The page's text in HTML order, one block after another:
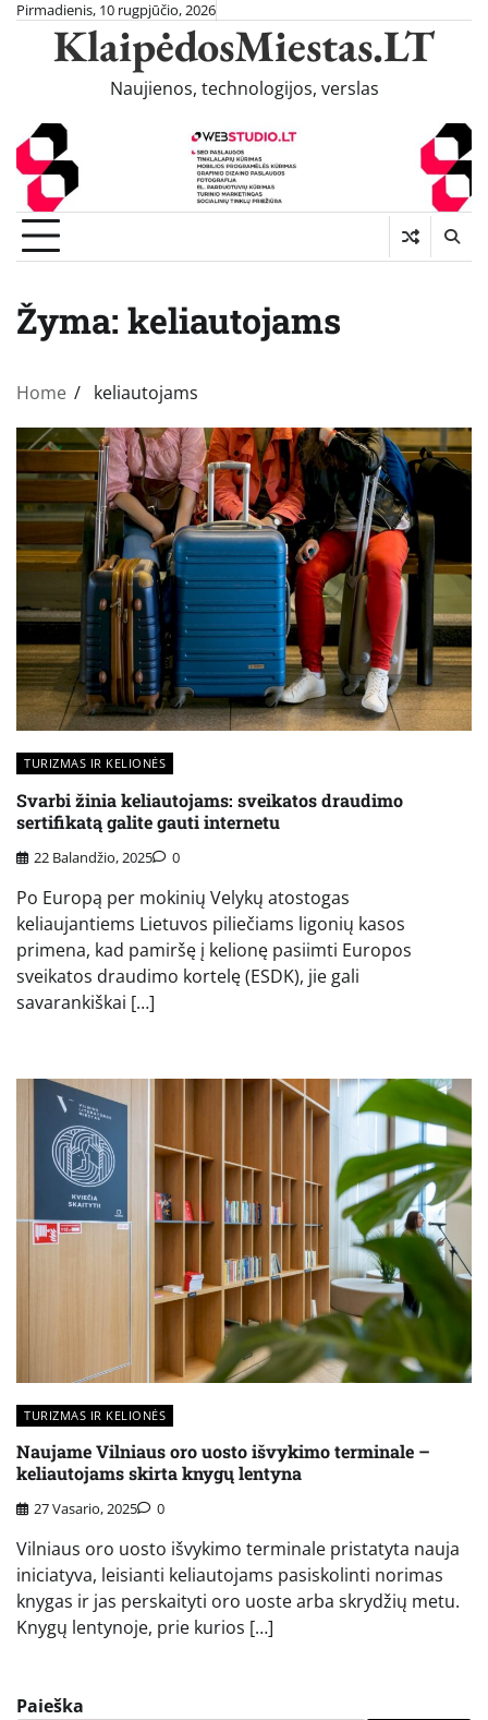
Skip
content
Pirmadienis, 10 rugpjūčio, 2026
KlaipėdosMiestas.LT
Naujienos, technologijos, verslas
Žyma: keliautojams
Home keliautojams
TURIZMAS IR KELIONĖS
Svarbi žinia keliautojams: sveikatos draudimo
sertifikatą galite gauti internetu
22 Balandžio, 2025 0
Po Europą per mokinių Velykų atostogas
keliaujantiems Lietuvos piliečiams ligonių kasos
primena, kad pamiršę į kelionę pasiimti Europos
sveikatos draudimo kortelę (ESDK), jie gali
savarankiškai […]
TURIZMAS IR KELIONĖS
Naujame Vilniaus oro uosto išvykimo terminale –
keliautojams skirta knygų lentyna
27 Vasario, 2025 0
Vilniaus oro uosto išvykimo terminale pristatyta nauja
iniciatyva, leisianti keliautojams pasiskolinti norimas
knygas ir jas perskaityti oro uoste arba skrydžių metu.
Knygų lentynoje, prie kurios […]
Paieška